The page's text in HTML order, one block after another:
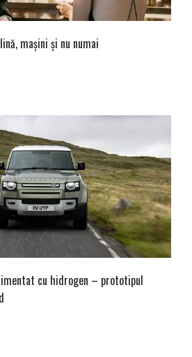
mașini și nu numai
cu hidrogen – prototipul